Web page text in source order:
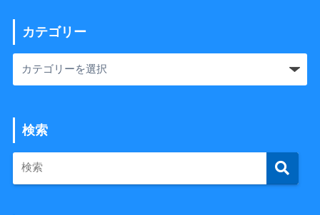
カテゴリー
検索